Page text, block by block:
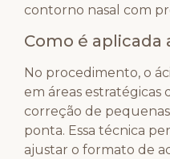
contorno nasal com
Como é aplicada
No procedimento, o
em áreas estratégicas
correção de
ponta. Essa técnica
ajustar o formato de